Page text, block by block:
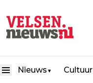
Nieuws ▼ Cultuur